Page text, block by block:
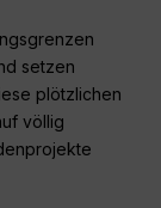
setzen
plötzlichen
völlig